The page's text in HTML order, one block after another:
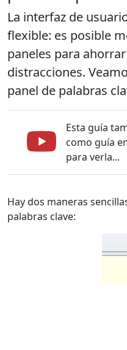
La interfaz de
flexible: es posible
paneles para
distracciones.
panel de palabras
Esta guía
como guía
para verla...
Hay dos maneras
palabras clave: